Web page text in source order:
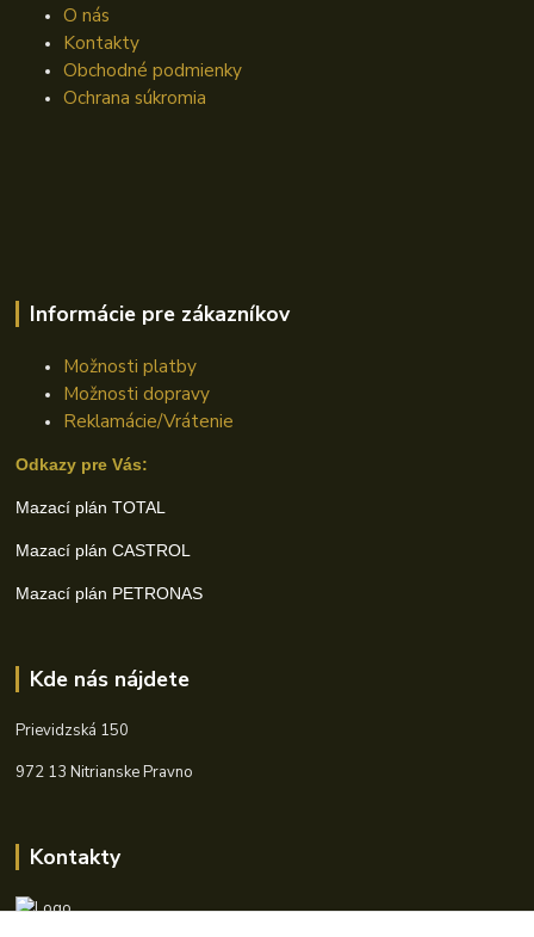
O nás
Kontakty
Obchodné podmienky
Ochrana súkromia
Informácie pre zákazníkov
Možnosti platby
Možnosti dopravy
Reklamácie/Vrátenie
Odkazy pre Vás:
Mazací plán TOTAL
Mazací plán CASTROL
Mazací plán PETRONAS
Kde nás nájdete
Prievidzská 150
972 13 Nitrianske Pravno
Kontakty